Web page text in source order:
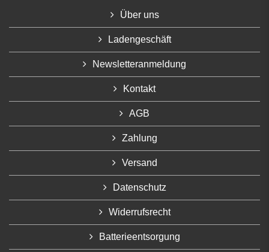
Über uns
Ladengeschäft
Newsletteranmeldung
Kontakt
AGB
Zahlung
Versand
Datenschutz
Widerrufsrecht
Batterieentsorgung